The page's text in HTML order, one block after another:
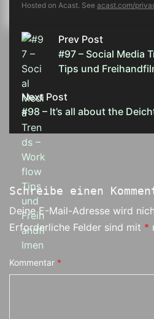
Hosted on Acast. See acast.com/
Prev Post
#97 – Social Media
Tips und
Next Post
#98 – It’s all about the
Schreibe einen
Deine E-Mail-Adresse wird
Erforderliche Felder sind mit *
Kommentar *